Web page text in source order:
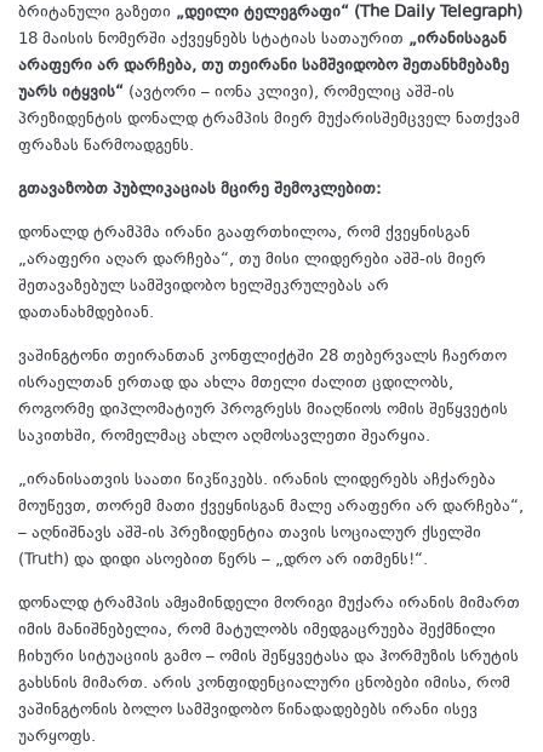
ბრიტანული გაზეთი „დეილი ტელეგრაფი“ (The Daily Telegraph)
18 მაისის ნომერში აქვეყნებს სტატიას სათაურით „ირანისაგან
არაფერი არ დარჩება, თუ თეირანი სამშვიდობო შეთანხმებაზე
უარს იტყვის“ (ავტორი – იონა კლივი), რომელიც აშშ-ის
პრეზიდენტის დონალდ ტრამპის მიერ მუქარისშემცველ ნათქვამ
ფრაზას წარმოადგენს.
გთავაზობთ პუბლიკაციას მცირე შემოკლებით:
დონალდ ტრამპმა ირანი გააფრთხილოა, რომ ქვეყნისგან
„არაფერი აღარ დარჩება“, თუ მისი ლიდერები აშშ-ის მიერ
შეთავაზებულ სამშვიდობო ხელშეკრულებას არ
დათანახმდებიან.
ვაშინგტონი თეირანთან კონფლიქტში 28 თებერვალს ჩაერთო
ისრაელთან ერთად და ახლა მთელი ძალით ცდილობს,
როგორმე დიპლომატიურ პროგრესს მიაღწიოს ომის შეწყვეტის
საკითხში, რომელმაც ახლო აღმოსავლეთი შეარყია.
„ირანისათვის საათი წიკწიკებს. ირანის ლიდერებს აჩქარება
მოუწევთ, თორემ მათი ქვეყნისგან მალე არაფერი არ დარჩება“,
– აღნიშნავს აშშ-ის პრეზიდენტია თავის სოციალურ ქსელში
(Truth) და დიდი ასოებით წერს – „დრო არ ითმენს!“.
დონალდ ტრამპის ამჟამინდელი მორიგი მუქარა ირანის მიმართ
იმის მანიშნებელია, რომ მატულობს იმედგაცრუება შექმნილი
ჩიხური სიტუაციის გამო – ომის შეწყვეტასა და ჰორმუზის სრუტის
გახსნის მიმართ. არის კონფიდენციალური ცნობები იმისა, რომ
ვაშინგტონის ბოლო სამშვიდობო წინადადებებს ირანი ისევ
უარყოფს.